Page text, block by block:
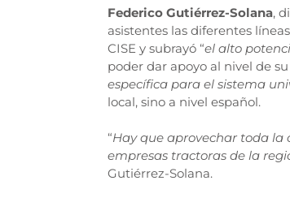
Federico Gutiérrez-Solana,
asistentes las diferentes
CISE y subrayó “el alto
poder dar apoyo al nivel de
específica para el sistema
local, sino a nivel español.
“Hay que aprovechar toda la
empresas tractoras de la
Gutiérrez-Solana.